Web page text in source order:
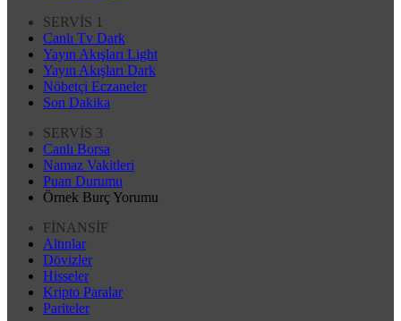
SERVİS 1
Canlı Tv Dark
Yayın Akışları Light
Yayın Akışları Dark
Nöbetçi Eczaneler
Son Dakika
SERVİS 3
Canlı Borsa
Namaz Vakitleri
Puan Durumu
Örnek Burç Yorumu
FİNANSİF
Altınlar
Dövizler
Hisseler
Kripto Paralar
Pariteler